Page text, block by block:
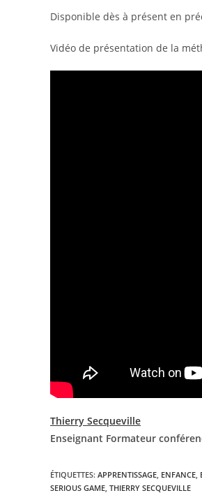
Disponible dès à présent en
Vidéo de présentation de la
Thierry Secqueville
Enseignant Formateur
ÉTIQUETTES: APPRENTISSAGE ENFANCE
SERIOUS GAME THIERRY SECQUEVILLE